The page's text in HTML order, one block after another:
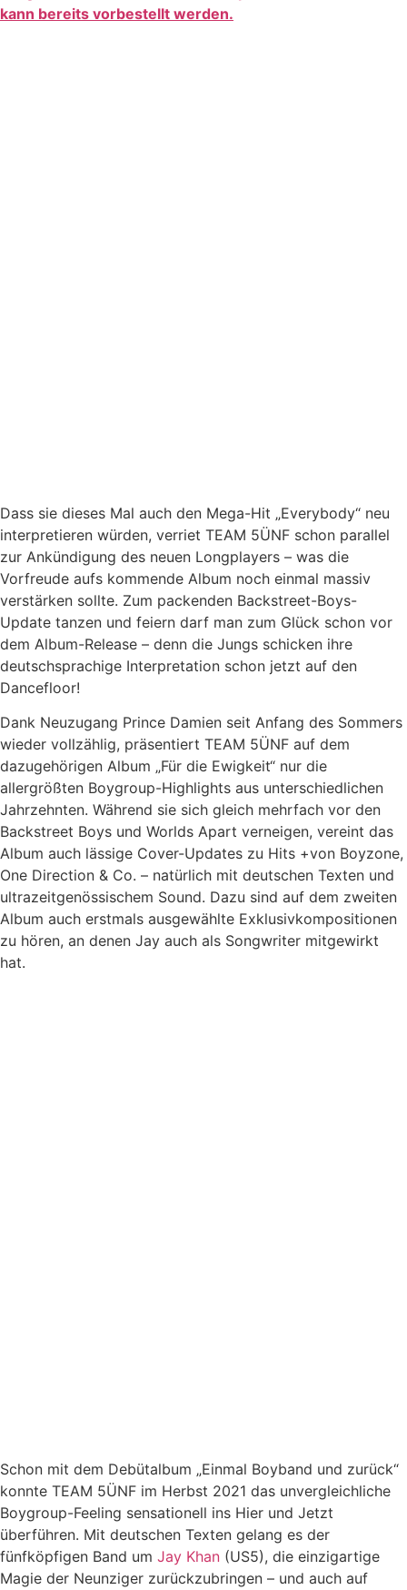
kann bereits vorbestellt werden.
Dass sie dieses Mal auch den Mega-Hit „Everybody“ neu
interpretieren würden, verriet TEAM 5ÜNF schon parallel
zur Ankündigung des neuen Longplayers – was die
Vorfreude aufs kommende Album noch einmal massiv
verstärken sollte. Zum packenden Backstreet-Boys-
Update tanzen und feiern darf man zum Glück schon vor
dem Album-Release – denn die Jungs schicken ihre
deutschsprachige Interpretation schon jetzt auf den
Dancefloor!
Dank Neuzugang Prince Damien seit Anfang des Sommers
wieder vollzählig, präsentiert TEAM 5ÜNF auf dem
dazugehörigen Album „Für die Ewigkeit“ nur die
allergrößten Boygroup-Highlights aus unterschiedlichen
Jahrzehnten. Während sie sich gleich mehrfach vor den
Backstreet Boys und Worlds Apart verneigen, vereint das
Album auch lässige Cover-Updates zu Hits +von Boyzone,
One Direction & Co. – natürlich mit deutschen Texten und
ultrazeitgenössischem Sound. Dazu sind auf dem zweiten
Album auch erstmals ausgewählte Exklusivkompositionen
zu hören, an denen Jay auch als Songwriter mitgewirkt
hat.
Schon mit dem Debütalbum „Einmal Boyband und zurück“
konnte TEAM 5ÜNF im Herbst 2021 das unvergleichliche
Boygroup-Feeling sensationell ins Hier und Jetzt
überführen. Mit deutschen Texten gelang es der
fünfköpfigen Band um Jay Khan (US5), die einzigartige
Magie der Neunziger zurückzubringen – und auch auf